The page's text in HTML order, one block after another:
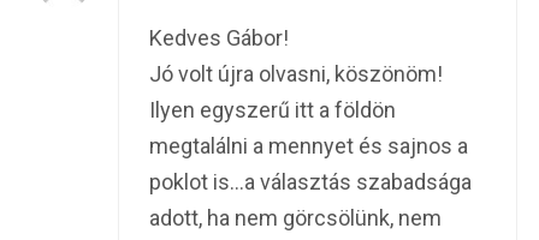
Kedves Gábor!
Jó volt újra olvasni, köszönöm!
Ilyen egyszerű itt a földön
megtalálni a mennyet és sajnos a
poklot is…a választás szabadsága
adott, ha nem görcsölünk, nem